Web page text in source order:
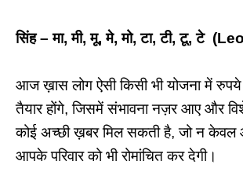
सिंह – मा, मी, मू, मे, मो, टा, टी, टू, टे
आज ख़ास लोग ऐसी किसी भी योजना में
तैयार होंगे, जिसमें संभावना नज़र आए और
कोई अच्छी ख़बर मिल सकती है, जो न केवल
आपके परिवार को भी रोमांचित कर देगी।